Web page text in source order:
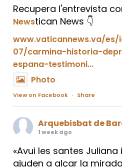
Recupera l'entrevista
Newstican News 👇
www.vaticannews.va/
07/carmina-historia-
espana-testimoni...
Photo
View on Facebook · Share
Arquebisbat de
1 week ago
«Avui les santes
ajuden a alçar la